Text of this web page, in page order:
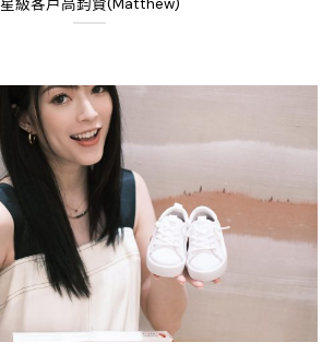
星級客戶高鈞賢(Matthew)